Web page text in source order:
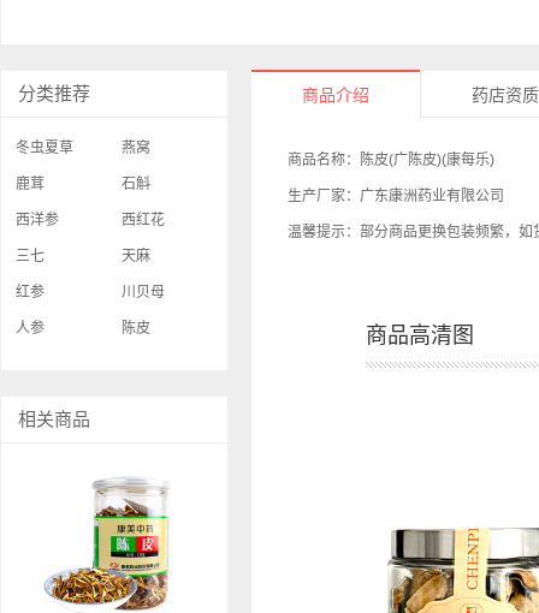
分类推荐
冬虫夏草 燕窝
鹿茸 石斛
西洋参 西红花
三七 天麻
红参 川贝母
人参 陈皮
相关商品
商品介绍 药店资质
商品名称：陈皮(广陈皮)(康每乐)
生产厂家：广东康洲药业有限公司
温馨提示：部分商品更换包装频繁，
商品高清图